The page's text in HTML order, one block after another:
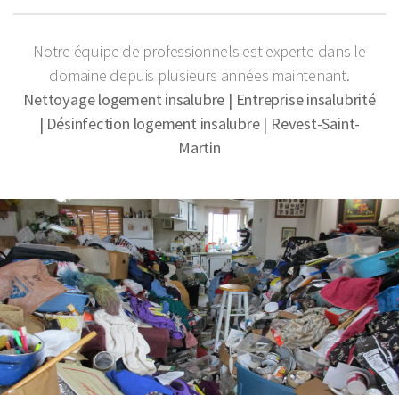
Notre équipe de professionnels est experte dans le
domaine depuis plusieurs années maintenant.
Nettoyage logement insalubre | Entreprise insalubrité
| Désinfection logement insalubre | Revest-Saint-
Martin